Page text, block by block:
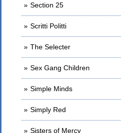
Section 25
Scritti Politti
The Selecter
Sex Gang Children
Simple Minds
Simply Red
Sisters of Mercy